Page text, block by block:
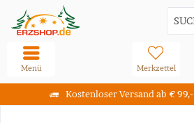
Kostenloser Versand ab €
Merkzettel
Menü